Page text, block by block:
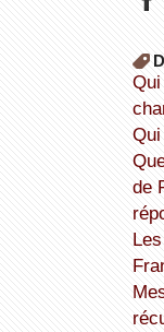
Qui sont les plus grands
Questions drôles en direct
de
Les Péages à Flux libre en
Messenger : Comment